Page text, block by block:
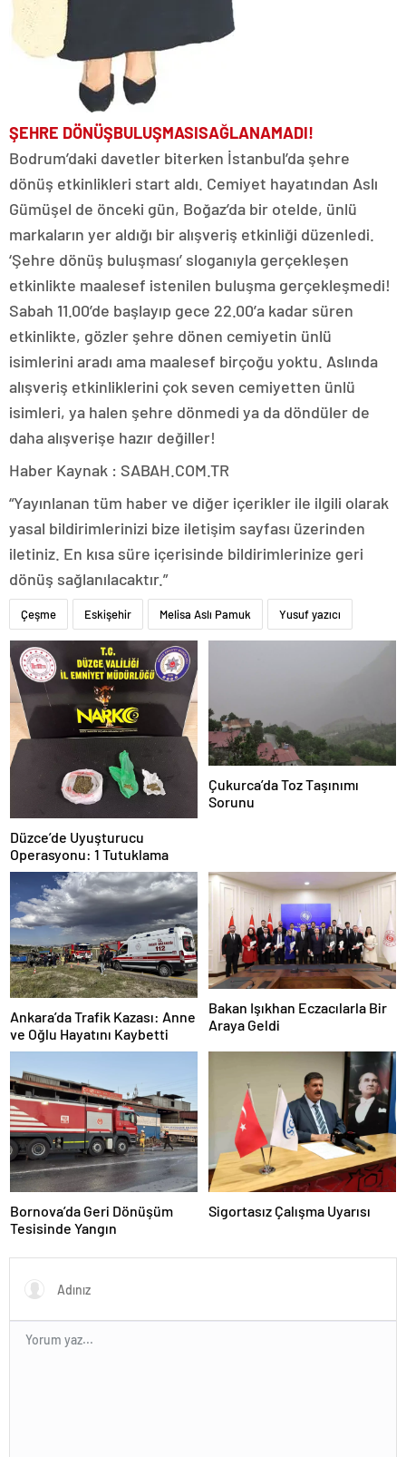
ŞEHRE DÖNÜŞBULUŞMASISAĞLANAMADI!
Bodrum’daki davetler biterken İstanbul’da şehre
dönüş etkinlikleri start aldı. Cemiyet hayatından Aslı
Gümüşel de önceki gün, Boğaz’da bir otelde, ünlü
markaların yer aldığı bir alışveriş etkinliği düzenledi.
‘Şehre dönüş buluşması’ sloganıyla gerçekleşen
etkinlikte maalesef istenilen buluşma gerçekleşmedi!
Sabah 11.00’de başlayıp gece 22.00’a kadar süren
etkinlikte, gözler şehre dönen cemiyetin ünlü
isimlerini aradı ama maalesef birçoğu yoktu. Aslında
alışveriş etkinliklerini çok seven cemiyetten ünlü
isimleri, ya halen şehre dönmedi ya da döndüler de
daha alışverişe hazır değiller!
Haber Kaynak : SABAH.COM.TR
“Yayınlanan tüm haber ve diğer içerikler ile ilgili olarak
yasal bildirimlerinizi bize iletişim sayfası üzerinden
iletiniz. En kısa süre içerisinde bildirimlerinize geri
dönüş sağlanılacaktır.”
Çeşme Eskişehir Melisa Aslı Pamuk Yusuf yazıcı
Düzce’de Uyuşturucu
Operasyonu: 1 Tutuklama
Çukurca’da Toz Taşınımı
Sorunu
Ankara’da Trafik Kazası: Anne
ve Oğlu Hayatını Kaybetti
Bakan Işıkhan Eczacılarla Bir
Araya Geldi
Bornova’da Geri Dönüşüm
Tesisinde Yangın
Sigortasız Çalışma Uyarısı